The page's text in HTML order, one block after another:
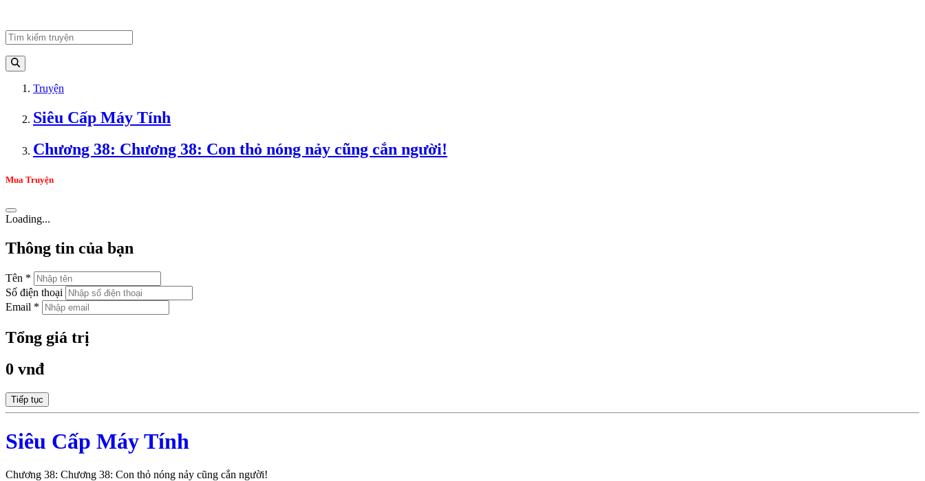
Truyện
Siêu Cấp Máy Tính
Chương 38: Chương 38: Con thỏ nóng nảy cũng cắn người!
Mua Truyện
Loading...
Thông tin của bạn
Tên *
Số điện thoại
Email *
Tổng giá trị
0 vnđ
Tiếp tục
Siêu Cấp Máy Tính
Chương 38: Chương 38: Con thỏ nóng nảy cũng cắn người!